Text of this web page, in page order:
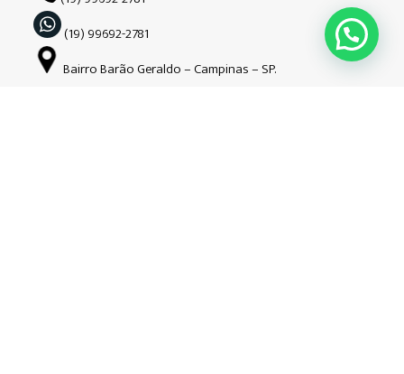
(19) 99692-2781
Bairro Barão Geraldo – Campinas – SP.